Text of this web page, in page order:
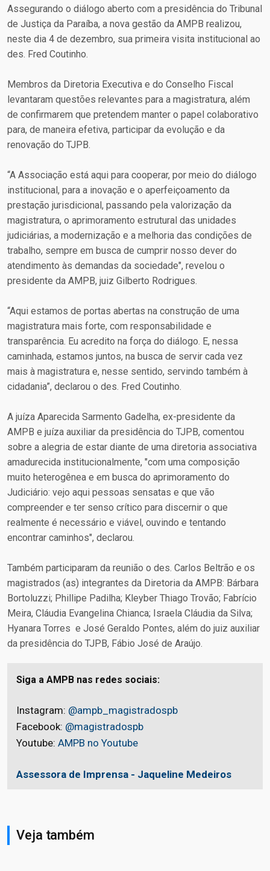
Assegurando o diálogo aberto com a presidência do Tribunal
de Justiça da Paraíba, a nova gestão da AMPB realizou,
neste dia 4 de dezembro, sua primeira visita institucional ao
des. Fred Coutinho.
Membros da Diretoria Executiva e do Conselho Fiscal
levantaram questões relevantes para a magistratura, além
de confirmarem que pretendem manter o papel colaborativo
para, de maneira efetiva, participar da evolução e da
renovação do TJPB.
“A Associação está aqui para cooperar, por meio do diálogo
institucional, para a inovação e o aperfeiçoamento da
prestação jurisdicional, passando pela valorização da
magistratura, o aprimoramento estrutural das unidades
judiciárias, a modernização e a melhoria das condições de
trabalho, sempre em busca de cumprir nosso dever do
atendimento às demandas da sociedade", revelou o
presidente da AMPB, juiz Gilberto Rodrigues.
“Aqui estamos de portas abertas na construção de uma
magistratura mais forte, com responsabilidade e
transparência. Eu acredito na força do diálogo. E, nessa
caminhada, estamos juntos, na busca de servir cada vez
mais à magistratura e, nesse sentido, servindo também à
cidadania”, declarou o des. Fred Coutinho.
A juíza Aparecida Sarmento Gadelha, ex-presidente da
AMPB e juíza auxiliar da presidência do TJPB, comentou
sobre a alegria de estar diante de uma diretoria associativa
amadurecida institucionalmente, "com uma composição
muito heterogênea e em busca do aprimoramento do
Judiciário: vejo aqui pessoas sensatas e que vão
compreender e ter senso crítico para discernir o que
realmente é necessário e viável, ouvindo e tentando
encontrar caminhos", declarou.
Também participaram da reunião o des. Carlos Beltrão e os
magistrados (as) integrantes da Diretoria da AMPB: Bárbara
Bortoluzzi; Phillipe Padilha; Kleyber Thiago Trovão; Fabrício
Meira, Cláudia Evangelina Chianca; Israela Cláudia da Silva;
Hyanara Torres e José Geraldo Pontes, além do juiz auxiliar
da presidência do TJPB, Fábio José de Araújo.
Siga a AMPB nas redes sociais:
Instagram: @ampb_magistradospb
Facebook: @magistradospb
Youtube: AMPB no Youtube
Assessora de Imprensa - Jaqueline Medeiros
Veja também